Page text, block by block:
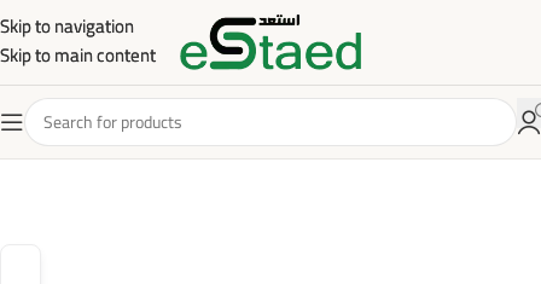
Skip to navigation
Skip to main content
Skip to navigation
Skip to main content